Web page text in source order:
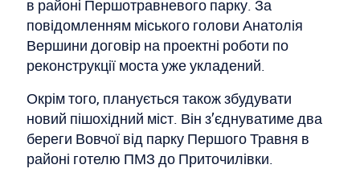
в районі Першотравневого парку. За
повідомленням міського голови Анатолія
Вершини договір на проектні роботи по
реконструкції моста уже укладений.
Окрім того, планується також збудувати
новий пішохідний міст. Він з’єднуватиме два
береги Вовчої від парку Першого Травня в
районі готелю ПМЗ до Приточилівки.